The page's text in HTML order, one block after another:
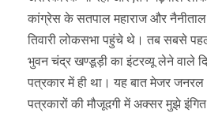
कांग्रेस के सतपाल महाराज और नैनीताल
तिवारी लोकसभा पहुंचे थे। तब सबसे
भुवन चंद्र खण्डूड़ी का इंटरव्यू लेने वाले
पत्रकार में ही था। यह बात मेजर
पत्रकारों की मौजूदगी में अक्सर मुझे